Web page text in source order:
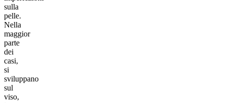
sulla
pelle.
Nella
maggior
parte
dei
casi,
si
sviluppano
sul
viso,